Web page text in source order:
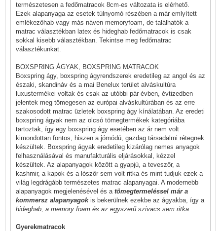
természetesen a fedőmatracok 8cm-es változata is elérhető.
Ezek alapanyaga az esetek túlnyomó részében a már emlyített
emlékezőhab vagy más náven memoryfoam, de találhatók a
matrac választékban latex és hideghab fedőmatracok is csak
sokkal kisebb választékban. Tekintse meg fedőmatrac
választékunkat
BOXSPRING ÁGYAK, BOXSPRING MATRACOK
Boxspring ágy, boxspring ágyrendszerek eredetileg az angol és az
északi, skandináv és a mai Benelux terület alváskultúra
luxustermékei voltak és csak az utóbbi pár évben, évtizedben
jelentek meg tömegesen az európai alváskultúrában és az erre
szakosodott matrac üzletek boxspring ágy kínálatában. Az eredeti
boxspring ágyak nem az olcsó tömegtermékek kategóriába
tartoztak, így egy boxspring ágy esetében az ár nem volt
kimondottan fontos, hiszen a jómódú, gazdag társadalmi rétegnek
készültek. Boxspring ágyak eredetileg kizárólag nemes anyagok
felhasználásával és manufakturális eljárásokkal, kézzel
készültek. Az alapanyagok között a gyapjú, a teveszőr, a
kashmir, a kapok és a lószőr sem volt ritka és mint tudjuk ezek a
világ legdrágább természetes matrac alapanyagai. A modernebb
alapanyagok megjelenésével és a tömegtermeléssel már a
kommersz alapanyagokis bekerülnek ezekbe az ágyakba, így a
hideghab, a memory foam és az egyszerű szivacs sem ritka.
Gyerekmatracok